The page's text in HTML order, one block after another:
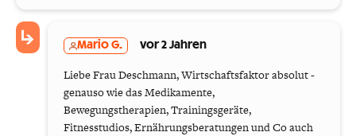
Mario G. vor 2 Jahren
Liebe Frau Deschmann, Wirtschaftsfaktor absolut -
genauso wie das Medikamente,
Bewegungstherapien, Trainingsgeräte,
Fitnesstudios, Ernährungsberatungen und Co auch